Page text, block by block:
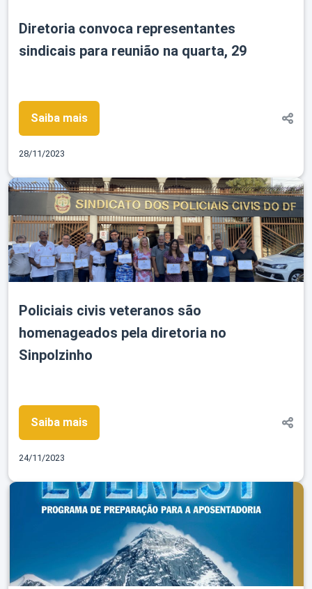
Diretoria convoca representantes
sindicais para reunião na quarta, 29
Saiba mais
28/11/2023
Policiais civis veteranos são
homenageados pela diretoria no
Sinpolzinho
Saiba mais
24/11/2023